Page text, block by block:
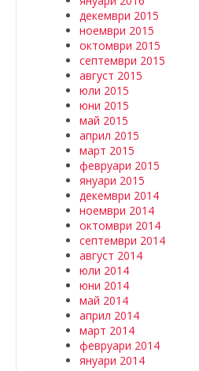
декември 2015
ноември 2015
октомври 2015
септември 2015
август 2015
юли 2015
юни 2015
май 2015
април 2015
март 2015
февруари 2015
януари 2015
декември 2014
ноември 2014
октомври 2014
септември 2014
август 2014
юли 2014
юни 2014
май 2014
април 2014
март 2014
февруари 2014
януари 2014